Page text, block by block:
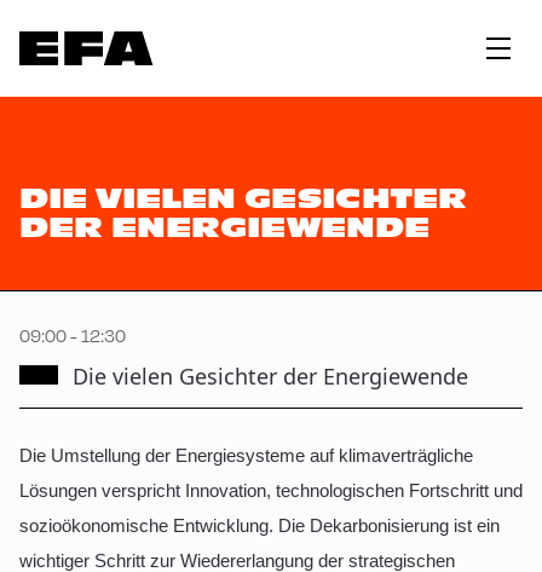
DIE VIELEN GESICHTER
DER ENERGIEWENDE
09:00 - 12:30
Die vielen Gesichter der Energiewende
Die Umstellung der Energiesysteme auf klimaverträgliche
Lösungen verspricht Innovation, technologischen Fortschritt und
sozioökonomische Entwicklung. Die Dekarbonisierung ist ein
wichtiger Schritt zur Wiedererlangung der strategischen